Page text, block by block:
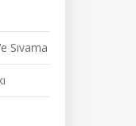
Sıvama